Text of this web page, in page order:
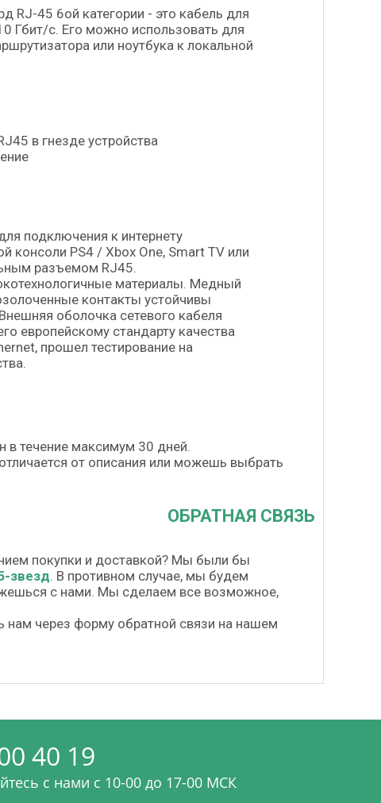
RJ-45 6ой категории - это кабель для
Гбит/с. Его можно использовать для
или ноутбука к локальной
в гнезде устройства
подключения к интернету
консоли PS4 / Xbox One, Smart TV или
разъемом RJ45.
материалы. Медный
контакты устойчивы
оболочка сетевого кабеля
европейскому стандарту качества
прошел тестирование на
в течение максимум 30 дней.
от описания или можешь выбрать
ОБРАТНАЯ СВЯЗЬ
покупки и доставкой? Мы были бы
звезд. В противном случае, мы будем
с нами. Мы сделаем все возможное,
через форму обратной связи на нашем
40 19
с нами c 10-00 до 17-00 МСК